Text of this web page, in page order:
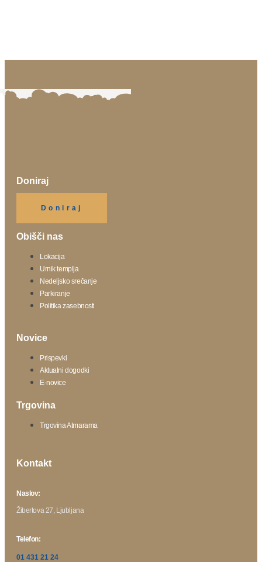
Doniraj
Doniraj
Obišči nas
Lokacija
Urnik templja
Nedeljsko srečanje
Parkiranje
Politika zasebnosti
Novice
Prispevki
Aktualni dogodki
E-novice
Trgovina
Trgovina Atmarama
Kontakt
Naslov:
Žibertova 27, Ljubljana
Telefon:
01 431 21 24